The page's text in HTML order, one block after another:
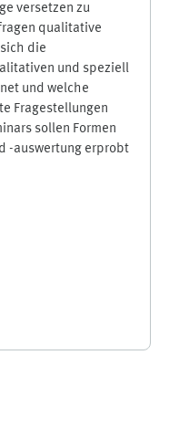
versetzen zu
qualitative
die
und speziell
und welche
Fragestellungen
sollen Formen
-auswertung erprobt